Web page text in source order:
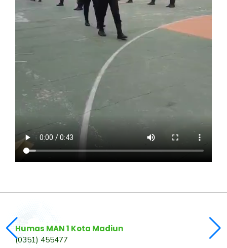
Humas MAN 1 Kota Madiun
(0351) 455477